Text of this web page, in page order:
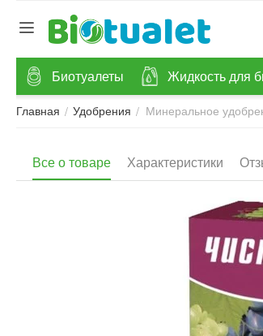
Биотуалеты Жидкость для
Главная / Удобрения / Минеральное
Все о товаре Характеристики